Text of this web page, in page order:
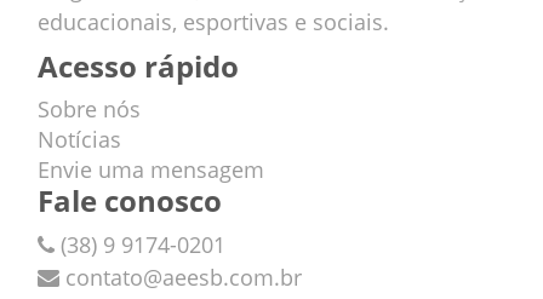
educacionais, esportivas e sociais.
Acesso rápido
Sobre nós
Notícias
Envie uma mensagem
Fale conosco
(38) 9 9174-0201
contato@aeesb.com.br